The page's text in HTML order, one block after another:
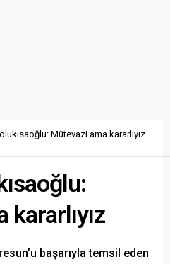
Mütevazi ama kararlıyız
başarıyla temsil eden